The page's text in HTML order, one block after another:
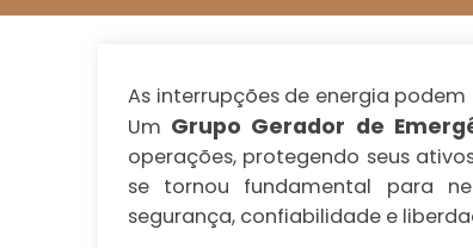
As interrupções de energia
Um Grupo Gerador de
operações, protegendo seus
se tornou fundamental para
segurança, confiabilidade e